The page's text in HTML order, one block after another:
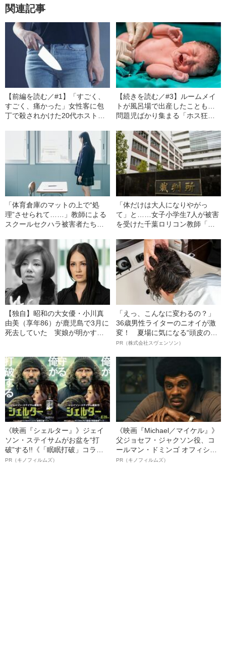
関連記事
【前編を読む／#1】「すごく、
すごく、痛かった」女性客に包
丁で殺されかけた20代ホスト…
【続きを読む／#3】ルームメイ
トが風呂場で出産したことも…
問題児ばかり集まる「ホス狂い
「体育倉庫のマットの上で“処
理”させられて……」教師による
スクールセクハラ被害者たちが
「体だけは大人になりやがっ
て」と……女子小学生7人が被害
を受けた千葉ロリコン教師「鬼
【独自】昭和の大女優・小川真
由美（享年86）が鹿児島で3月に
死去していた 実娘が明かす
「えっ、こんなに変わるの？」
36歳男性ライターのニオイが激
変！ 夏場に気になる“頭皮のニ
オイ”や“ベタつき”を解消す
ト”が生み出した徹底ケアとは
PR（株式会社スヴェンソン）
《映画『シェルター』》ジェイ
ソン・ステイサムがお盆を“打
破”する!!《「眠眠打破」コラ
ボ》
PR（キノフィルムズ）
《映画『Michael／マイケル』》
父ジョセフ・ジャクソン役、コ
ールマン・ドミンゴ オフィシャ
ルインタビュー“観客を魅了した
PR（キノフィルムズ）